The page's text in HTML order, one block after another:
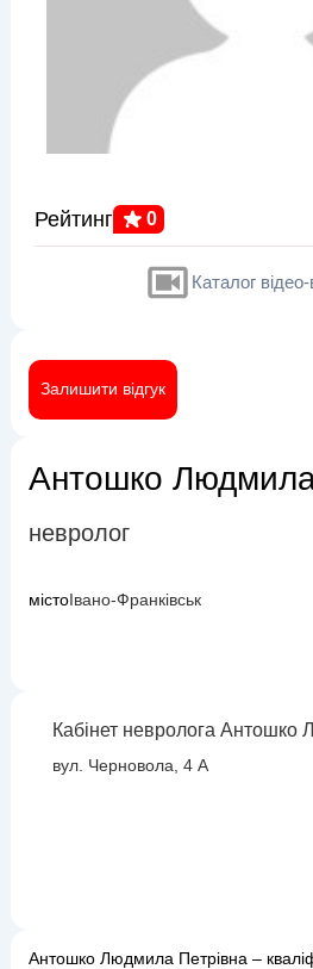
Рейтинг 0
Каталог відео-
Залишити відгук
Антошко
невролог
містоІвано-Франківськ
Кабінет невролога Антошко
вул. Черновола, 4 А
Антошко Людмила Петрівна –